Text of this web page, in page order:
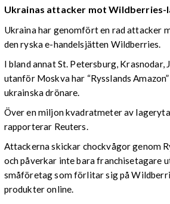
Ukrainas attacker mot Wildberries-
Ukraina har genomfört en rad attacker
den ryska e-handelsjätten Wildberries.
I bland annat St. Petersburg, Krasnodar,
utanför Moskva har “Rysslands
ukrainska drönare.
Över en miljon kvadratmeter av
rapporterar Reuters.
Attackerna skickar chockvågor genom
och påverkar inte bara franchisetagare
småföretag som förlitar sig på
produkter online.